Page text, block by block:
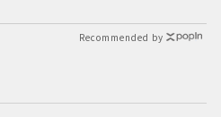
Recommended by